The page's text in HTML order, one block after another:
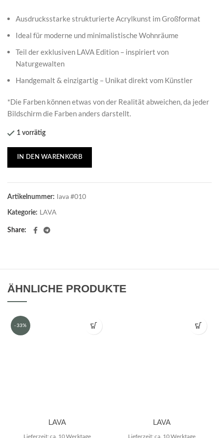
Ausdrucksstarke strukturierte Acrylkunst im Großformat
Ideal für moderne und minimalistische Wohnräume
Teil der exklusiven LAVA Edition – inspiriert von
Naturgewalten
Handgemalt & einzigartig – Unikat direkt vom Künstler
*Die Farben können etwas von der Realität abweichen, da jeder
Bildschirm die Farben anders darstellt.
1 vorrätig
IN DEN WARENKORB
Artikelnummer: lava #010
Kategorie: LAVA
Share
ÄHNLICHE PRODUKTE
-33%
LAVA
Lieferzeit: ca. 10 Werktage
LAVA
Lieferzeit: ca. 10 Werktage